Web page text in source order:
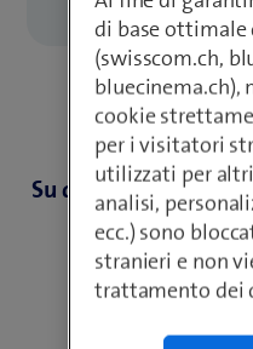
Su questa pagina
di base
(swisscom.ch,
bluecinema.ch),
cookie
per i visitatori
utilizzati per
analisi,
ecc.) sono
stranieri e non
trattamento dei